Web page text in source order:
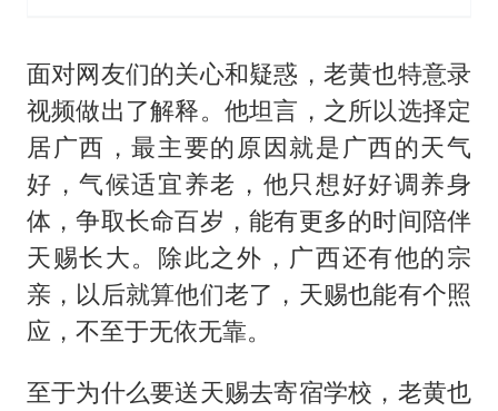
面对网友们的关心和疑惑，老黄也特意录
视频做出了解释。他坦言，之所以选择定
居广西，最主要的原因就是广西的天气
好，气候适宜养老，他只想好好调养身
体，争取长命百岁，能有更多的时间陪伴
天赐长大。除此之外，广西还有他的宗
亲，以后就算他们老了，天赐也能有个照
应，不至于无依无靠。
至于为什么要送天赐去寄宿学校，老黄也